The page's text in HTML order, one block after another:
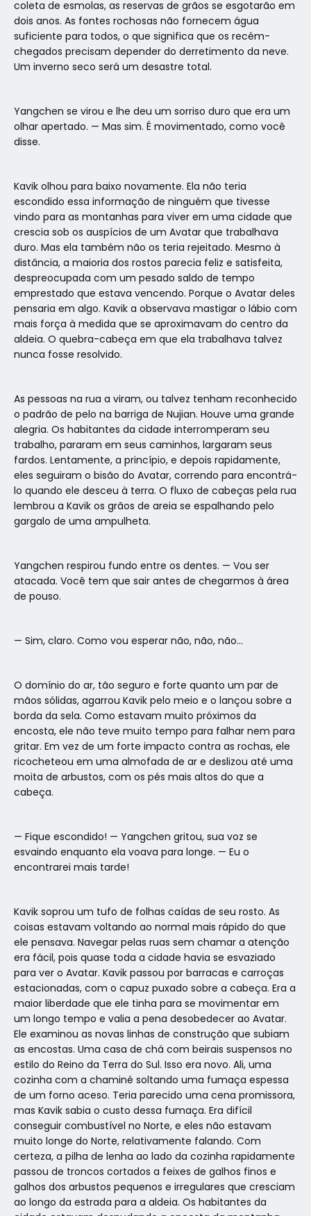
coleta de esmolas, as reservas de grãos se esgotarão em
dois anos. As fontes rochosas não fornecem água
suficiente para todos, o que significa que os recém-
chegados precisam depender do derretimento da neve.
Um inverno seco será um desastre total.
Yangchen se virou e lhe deu um sorriso duro que era um
olhar apertado. — Mas sim. É movimentado, como você
disse.
Kavik olhou para baixo novamente. Ela não teria
escondido essa informação de ninguém que tivesse
vindo para as montanhas para viver em uma cidade que
crescia sob os auspícios de um Avatar que trabalhava
duro. Mas ela também não os teria rejeitado. Mesmo à
distância, a maioria dos rostos parecia feliz e satisfeita,
despreocupada com um pesado saldo de tempo
emprestado que estava vencendo. Porque o Avatar deles
pensaria em algo. Kavik a observava mastigar o lábio com
mais força à medida que se aproximavam do centro da
aldeia. O quebra-cabeça em que ela trabalhava talvez
nunca fosse resolvido.
As pessoas na rua a viram, ou talvez tenham reconhecido
o padrão de pelo na barriga de Nujian. Houve uma grande
alegria. Os habitantes da cidade interromperam seu
trabalho, pararam em seus caminhos, largaram seus
fardos. Lentamente, a princípio, e depois rapidamente,
eles seguiram o bisão do Avatar, correndo para encontrá-
lo quando ele desceu à terra. O fluxo de cabeças pela rua
lembrou a Kavik os grãos de areia se espalhando pelo
gargalo de uma ampulheta.
Yangchen respirou fundo entre os dentes. — Vou ser
atacada. Você tem que sair antes de chegarmos à área
de pouso.
— Sim, claro. Como vou esperar não, não, não…
O domínio do ar, tão seguro e forte quanto um par de
mãos sólidas, agarrou Kavik pelo meio e o lançou sobre a
borda da sela. Como estavam muito próximos da
encosta, ele não teve muito tempo para falhar nem para
gritar. Em vez de um forte impacto contra as rochas, ele
ricocheteou em uma almofada de ar e deslizou até uma
moita de arbustos, com os pés mais altos do que a
cabeça.
— Fique escondido! — Yangchen gritou, sua voz se
esvaindo enquanto ela voava para longe. — Eu o
encontrarei mais tarde!
Kavik soprou um tufo de folhas caídas de seu rosto. As
coisas estavam voltando ao normal mais rápido do que
ele pensava. Navegar pelas ruas sem chamar a atenção
era fácil, pois quase toda a cidade havia se esvaziado
para ver o Avatar. Kavik passou por barracas e carroças
estacionadas, com o capuz puxado sobre a cabeça. Era a
maior liberdade que ele tinha para se movimentar em
um longo tempo e valia a pena desobedecer ao Avatar.
Ele examinou as novas linhas de construção que subiam
as encostas. Uma casa de chá com beirais suspensos no
estilo do Reino da Terra do Sul. Isso era novo. Ali, uma
cozinha com a chaminé soltando uma fumaça espessa
de um forno aceso. Teria parecido uma cena promissora,
mas Kavik sabia o custo dessa fumaça. Era difícil
conseguir combustível no Norte, e eles não estavam
muito longe do Norte, relativamente falando. Com
certeza, a pilha de lenha ao lado da cozinha rapidamente
passou de troncos cortados a feixes de galhos finos e
galhos dos arbustos pequenos e irregulares que cresciam
ao longo da estrada para a aldeia. Os habitantes da